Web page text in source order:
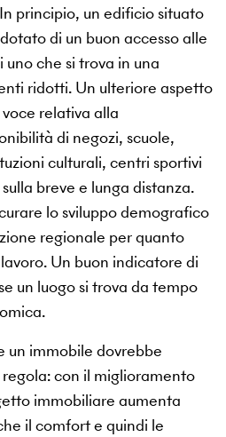
principio, un edificio situato
di un buon accesso alle
che si trova in una
ridotti. Un ulteriore aspetto
relativa alla
di negozi, scuole,
culturali, centri sportivi
breve e lunga distanza.
lo sviluppo demografico
regionale per quanto
Un buon indicatore di
un luogo si trova da tempo
un immobile dovrebbe
con il miglioramento
immobiliare aumenta
il comfort e quindi le